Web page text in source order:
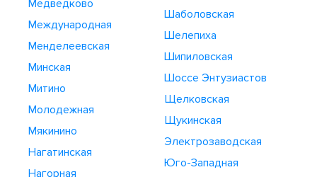
Медведково
Международная
Менделеевская
Минская
Митино
Молодежная
Мякинино
Нагатинская
Нагорная
Шаболовская
Шелепиха
Шипиловская
Шоссе Энтузиастов
Щелковская
Щукинская
Электрозаводская
Юго-Западная